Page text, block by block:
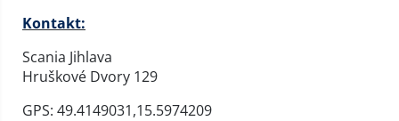
Kontakt:
Scania Jihlava
Hruškové Dvory 129
GPS: 49.4149031,15.5974209